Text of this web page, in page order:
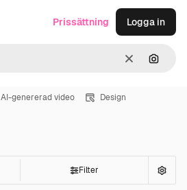
RensaSök
Prissättning Logga in
AI-genererad video Design
Filter